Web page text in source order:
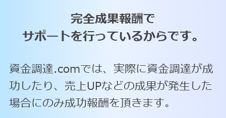
完全成果報酬で
サポートを行っているからです。
資金調達.comでは、実際に資金調達が成
功したり、売上UPなどの成果が発生した
場合にのみ成功報酬を頂きます。